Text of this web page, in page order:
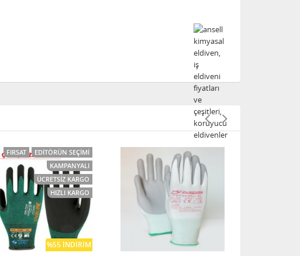
FIRSAT
EDITÖRÜN SEÇIMI
KAMPANYALI
ÜCRETSIZ KARGO
HIZLI KARGO
%55 İNDIRIM